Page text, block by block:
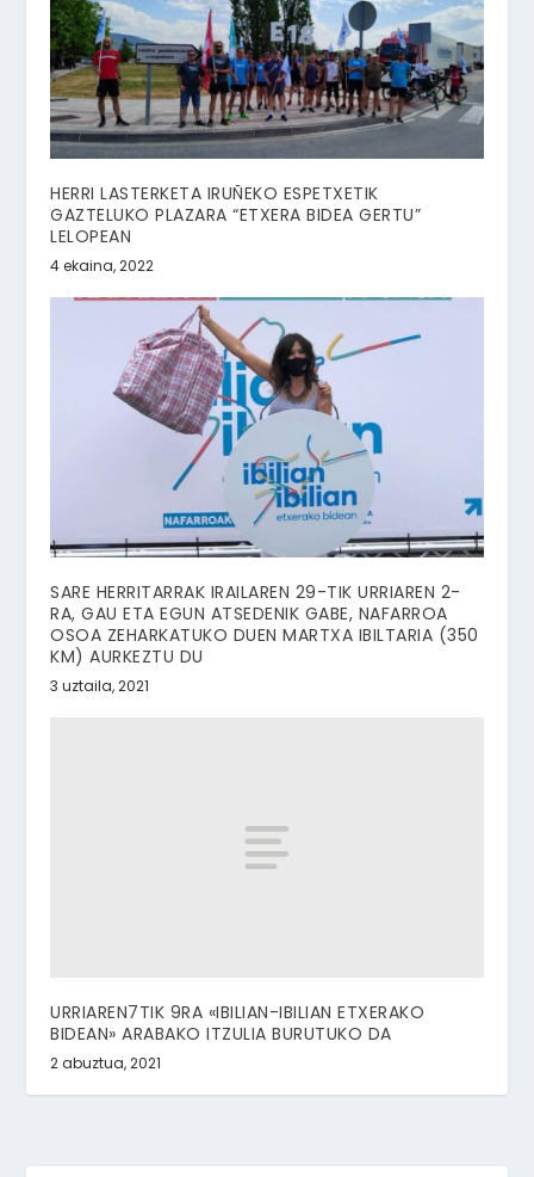
HERRI LASTERKETA IRUÑEKO ESPETXETIK
GAZTELUKO PLAZARA “ETXERA BIDEA GERTU”
LELOPEAN
4 ekaina, 2022
SARE HERRITARRAK IRAILAREN 29-TIK URRIAREN 2-
RA, GAU ETA EGUN ATSEDENIK GABE, NAFARROA
OSOA ZEHARKATUKO DUEN MARTXA IBILTARIA (350
KM) AURKEZTU DU
3 uztaila, 2021
URRIAREN7TIK 9RA «IBILIAN-IBILIAN ETXERAKO
BIDEAN» ARABAKO ITZULIA BURUTUKO DA
2 abuztua, 2021